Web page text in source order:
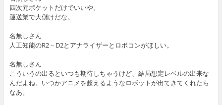
四次元ポケットだけでいいや。
運送業で大儲けだな。
名無しさん
人工知能のR2－D2とアナライザーとロボコンがほしい。
名無しさん
こういうの出るといつも期待しちゃうけど、結局想定レベルの出来な
んだよね。いつかアニメを超えるようなロボットが出てきてくれたら
なあ。